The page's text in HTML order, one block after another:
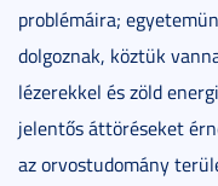
problémáira;
dolgoznak, köztük
lézerekkel és zöld
jelentős áttöréseket
az orvostudomány